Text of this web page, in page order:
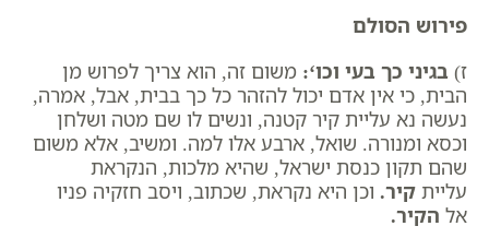
פירוש הסולם
ז) בגיני כך בעי וכו‘: משום זה, הוא צריך לפרוש מן
הבית, כי אין אדם יכול להזהר כל כך בבית, אבל, אמרה,
נעשה נא עליית קיר קטנה, ונשים לו שם מטה ושלחן
וכסא ומנורה. שואל, ארבע אלו למה. ומשיב, אלא משום
שהם תקון כנסת ישראל, שהיא מלכות, הנקראת
עליית קיר. וכן היא נקראת, שכתוב, ויסב חזקיה פניו
אל הקיר.